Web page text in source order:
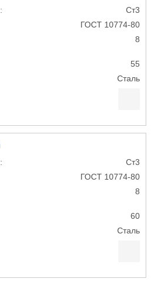
Ст3
ГОСТ 10774-80
8
55
Сталь
Ст3
ГОСТ 10774-80
8
60
Сталь